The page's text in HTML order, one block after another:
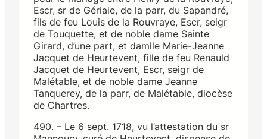
Escr, sr de Gériaie, de la parr, du Sapandré,
fils de feu Louis de la Rouvraye, Escr, seigr
de Touquette, et de noble dame Sainte
Girard, d’une part, et damlle Marie-Jeanne
Jacquet de Heurtevent, fille de feu Renauld
Jacquet de Heurtevent, Escr, seigr de
Malétable, et de noble dame Jeanne
Tanquerey, de la parr, de Malétable, diocèse
de Chartres.
490. – Le 6 sept. 1718, vu l’attestation du sr